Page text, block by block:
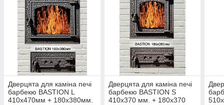
Дверцята для каміна печі
барбекю BASTION L
410х470мм + 180х380мм.
Дверцята для каміна печі
барбекю BASTION S
410x370 мм. + 180x370